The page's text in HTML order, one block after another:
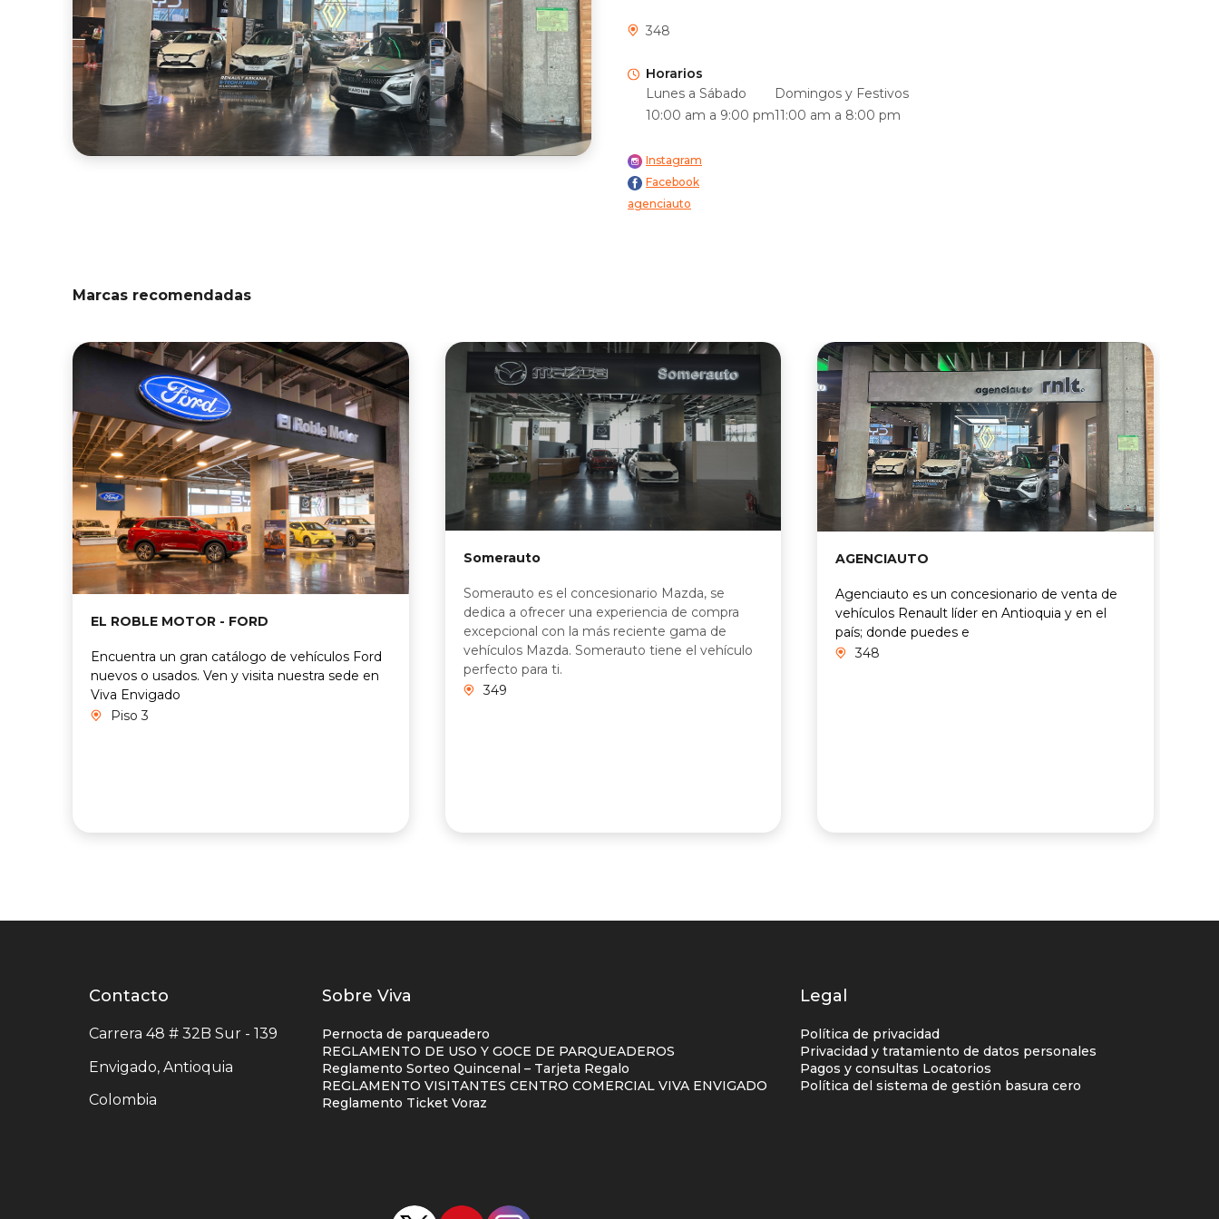
348
Horarios
Lunes a Sábado
10:00 am a 9:00 pm
Domingos y Festivos
11:00 am a 8:00 pm
Instagram
Facebook
agenciauto
Marcas recomendadas
EL ROBLE MOTOR - FORD
Encuentra un gran catálogo de vehículos Ford
nuevos o usados. Ven y visita nuestra sede en
Viva Envigado
Piso 3
Somerauto
Somerauto es el concesionario Mazda, se
dedica a ofrecer una experiencia de compra
excepcional con la más reciente gama de
vehículos Mazda. Somerauto tiene el vehículo
perfecto para ti.
349
AGENCIAUTO
Agenciauto es un concesionario de venta de
vehículos Renault líder en Antioquia y en el
país; donde puedes e
348
Contacto
centro
Contacto
Carrera 48 # 32B Sur - 139
Envigado, Antioquia
Colombia
Listados
enlaces
centro
comercial
columna
Sobre Viva
Pernocta de parqueadero
REGLAMENTO DE USO Y GOCE DE PARQUEADEROS
Reglamento Sorteo Quincenal – Tarjeta Regalo
REGLAMENTO VISITANTES CENTRO COMERCIAL VIVA ENVIGADO
Reglamento Ticket Voraz
Legal
Política de privacidad
Privacidad y tratamiento de datos personales
Pagos y consultas Locatorios
Política del sistema de gestión basura cero